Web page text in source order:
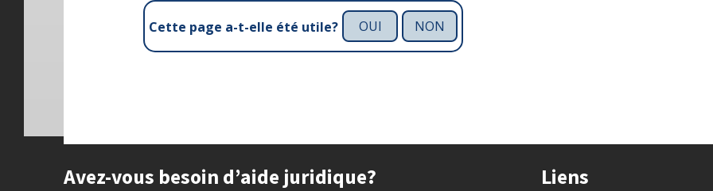
Cette page a-t-elle été utile? OUI NON
Site footer
Avez-vous besoin d’aide juridique? Liens